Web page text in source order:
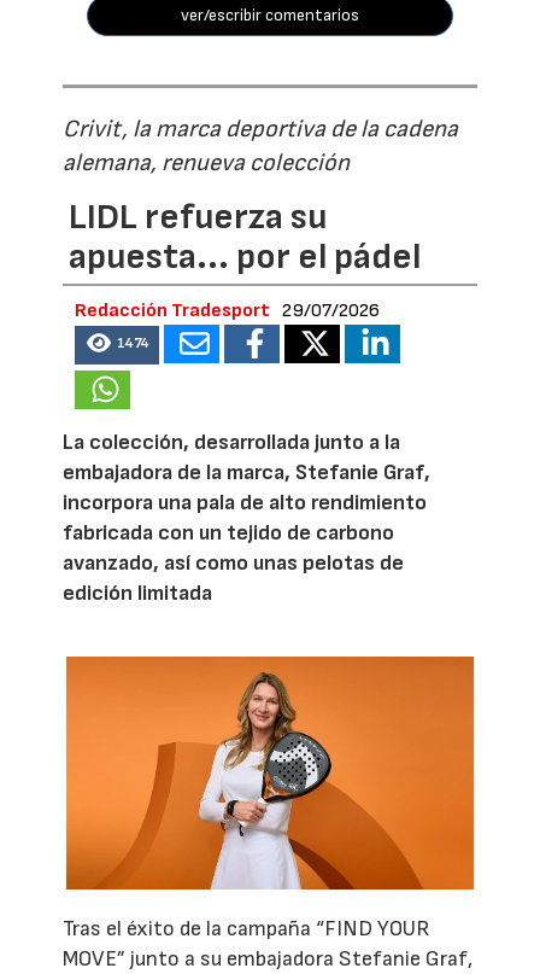
ver/escribir comentarios
Crivit, la marca deportiva de la cadena
alemana, renueva colección
LIDL refuerza su
apuesta... por el pádel
Redacción Tradesport 29/07/2026
1474
La colección, desarrollada junto a la
embajadora de la marca, Stefanie Graf,
incorpora una pala de alto rendimiento
fabricada con un tejido de carbono
avanzado, así como unas pelotas de
edición limitada
Tras el éxito de la campaña “FIND YOUR
MOVE” junto a su embajadora Stefanie Graf,